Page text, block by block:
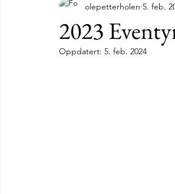
Sommerfester Silver
Staying alive Vannføreåret
2023
olepetterholen 5. feb.
Oppdatert: 5. feb. 2024